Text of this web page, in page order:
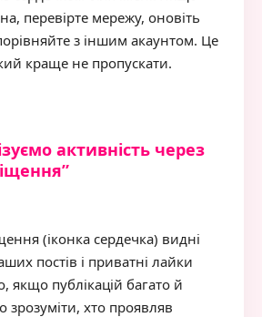
перевірте мережу, оновіть
з іншим акаунтом. Це
краще не пропускати.
активність через
(іконка сердечка) видні
постів і приватні лайки
якщо публікацій багато й
зрозуміти, хто проявляв